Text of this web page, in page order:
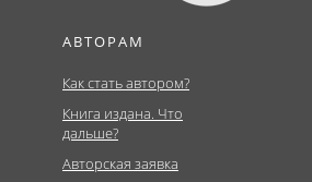
АВТОРАМ
Как стать автором?
Книга издана. Что
дальше?
Авторская заявка